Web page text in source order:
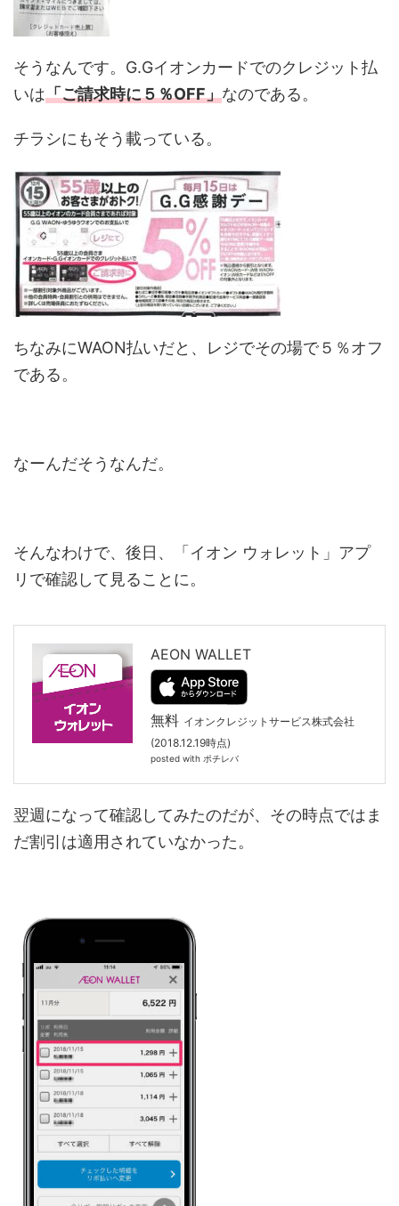
そうなんです。G.Gイオンカードでのクレジット払
いは「ご請求時に５％OFF」なのである。
チラシにもそう載っている。
ちなみにWAON払いだと、レジでその場で５％オフ
である。
なーんだそうなんだ。
そんなわけで、後日、「イオン ウォレット」アプ
リで確認して見ることに。
AEON WALLET
無料 イオンクレジットサービス株式会社
(2018.12.19時点)
posted with ポチレバ
翌週になって確認してみたのだが、その時点ではま
だ割引は適用されていなかった。